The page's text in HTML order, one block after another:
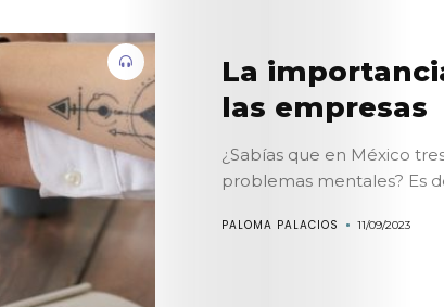
Conoce
La
las empresas
¿Sabías que en México
problemas mentales? Es
PALOMA PALACIOS 11/09/2023